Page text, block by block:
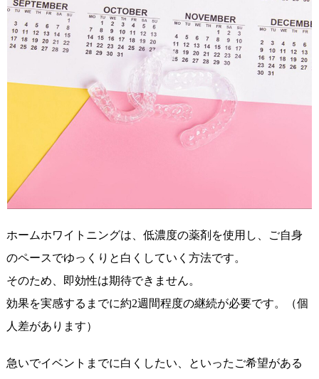
ホームホワイトニングは、低濃度の薬剤を使用し、ご自身
のペースでゆっくりと白くしていく方法です。
そのため、即効性は期待できません。
効果を実感するまでに約2週間程度の継続が必要です。（個
人差があります）
急いでイベントまでに白くしたい、といったご希望がある